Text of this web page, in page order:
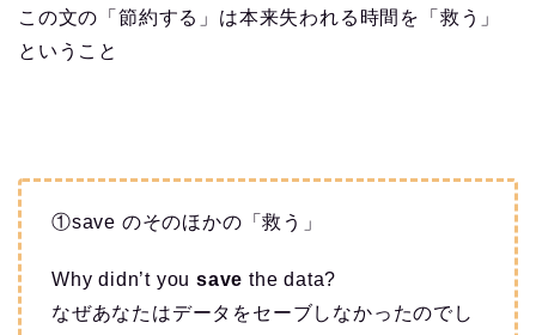
この文の「節約する」は本来失われる時間を「救う」
ということ
①save のそのほかの「救う」
Why didn’t you save the data?
なぜあなたはデータをセーブしなかったのでし